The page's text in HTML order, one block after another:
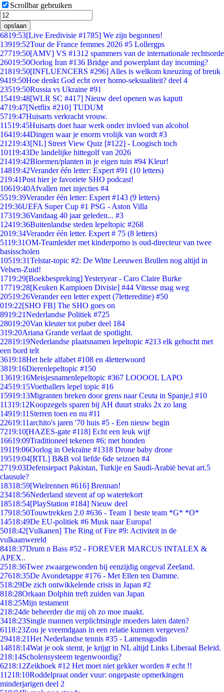
Scrollbar gebruiken
opslaan
6819:53[Live Eredivisie #1785] We zijn begonnen!
13919:52Tour de France femmes 2026 #5 Lollergps
27719:50[AMV] VS #1312 spammers van de internationale rechtsorde
26019:50Oorlog Iran #136 Bridge and powerplant day incoming?
21819:50[INFLUENCERS #296] Alles is welkom kneuzing of breuk
9419:50Hoe denkt God echt over homo-seksualiteit? deel 4
23519:50Russia vs Ukraine #91
15419:48[WLR SC #417] Nieuw deel openen was kaputt
4719:47[Netflix #210] TUDUM
5719:47Huisarts verkracht vrouw.
11519:45Huisarts doet haar werk onder invloed van alcohol
16419:44Dingen waar je enorm vrolijk van wordt #3
21219:43[NL] Street View Quiz [#122] - Loogisch toch
10119:43De landelijke hittegolf van 2026
21419:42Bloemen/planten in je eigen tuin #94 Kleur!
14819:42Verander één letter: Expert #91 (10 letters)
219:41Post hier je favoriete SHO podcast!
10619:40Afvallen met injecties #4
5519:39Verander één letter: Expert #143 (9 letters)
219:36UEFA Super Cup #1 PSG - Aston Villa
17319:36Vandaag 40 jaar geleden... #3
12419:36Buitenlandse steden lepeltopic #268
2019:34Verander één letter. Expert # 75 (8 letters)
5119:31OM-Teamleider met kinderporno is oud-directeur van twee
basisscholen
10519:31Telstar-topic #2: De Witte Leeuwen Brullen nog altijd in
Velsen-Zuid!
1719:29[Boekbespreking] Yesteryear - Caro Claire Burke
17719:28[Keuken Kampioen Divisie] #44 Vitesse mag weg
20519:26Verander een letter expert (7lettereditie) #50
019:22[SHO FB] The SHO goes on
8919:21Nederlandse Politiek #725
28019:20Van kleuter tot puber deel 184
319:20Ariana Grande verlaat de spotlight.
22819:19Nederlandse plaatsnamen lepeltopic #213 elk gehucht met
een bord telt
3619:18Het hele alfabet #108 en 4letterwoord
3819:16Dierenlepeltopic #150
13619:16Meisjesnamenlepeltopic #367 LOOOOL LAPO
24519:15Voetballers lepel topic #16
15919:13Migranten breken door grens naar Ceuta in Spanje,l #10
11319:12Koopzegels sparen bij AH duurt straks 2x zo lang
14919:11 Sterren toen en nu #11
22619:11archito's jaren '70 huis #5 - Een nieuw begin
7219:10[HAZES-gate #118] Echt een leuk wijf
16619:09Traditioneel tekenen #6; met honden
19119:06Oorlog in Oekraïne #1318 Drone baby drone
19519:04[RTL] B&B vol liefde 6de seizoen #4
2719:03Defensiepact Pakistan, Turkije en Saudi-Arabië bevat art.5
clausule?
18318:59[Wielrennen #616] Brennan!
23418:56Nederland stevent af op watertekort
18518:54[PlayStation #184] Nieuw deel
17918:50Touwtrekken 2.0 #636 - Team 1 beste team *G* *O*
14518:49De EU-politiek #6 Musk naar Europa!
5018:42[Vulkanen] The Ring of Fire #9: Activiteit in de
vulkaanwereld
8418:37Drum n Bass #52 - FOREVER MARCUS INTALEX &
APEX..
2518:36Twee zwaargewonden bij eenzijdig ongeval Zeeland.
27618:35De Avondetappe #176 - Met Ellen ten Damme.
518:29De zich ontwikkelende crisis in Japan #2
818:28Orkaan Dolphin treft zuiden van Japan
418:25Mijn testament
218:24de beheerder die mij oh zo moe maakt.
3418:23Single mannen verplichtsingle moeders laten daten?
6118:23Zou je vreemdgaan in een relatie kunnen vergeven?
29418:21Het Nederlandse tennis #35 - Lamensgodin
14818:14Wat je ook stemt, je krijgt in NL altijd Links Liberaal Beleid.
218:14Scholensysteem tegenwoordig?
6218:12Zeikhoek #12 Het moet niet gekker worden # echt !!
11218:10Roddelpraat onder vuur: ongepaste opmerkingen
minderjarigen deel 2